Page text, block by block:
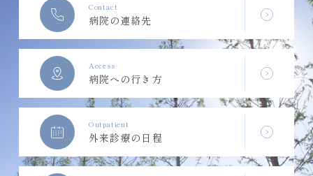
Contact
病院の連絡先
Access
病院への行き方
Outpatient
外来診療の日程